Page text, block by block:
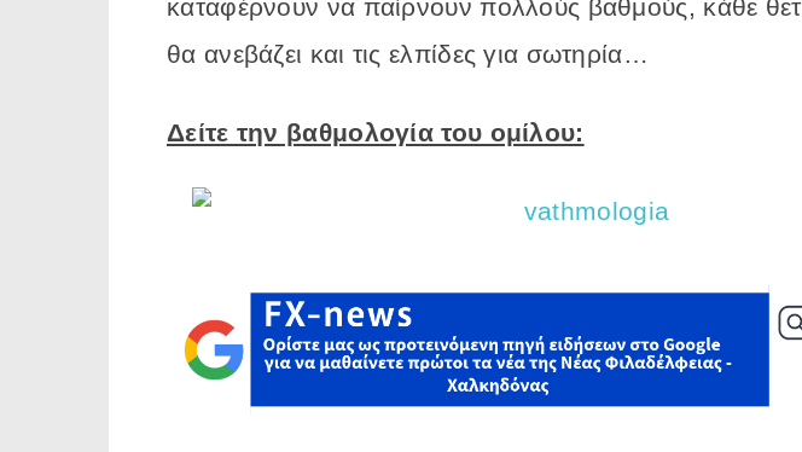
καταφέρνουν να παίρνουν πολλούς βαθμούς, κάθε
θα ανεβάζει και τις ελπίδες για σωτηρία…
Δείτε την βαθμολογία του ομίλου: